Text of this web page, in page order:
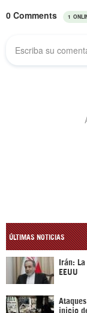
ÚLTIMAS NOTICIAS
Irán:
EEUU
inicio